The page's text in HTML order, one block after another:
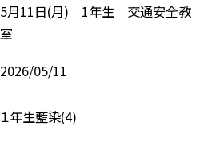
5月11日(月) 1年生 交通安全教
室
2026/05/11
１年生藍染(4)